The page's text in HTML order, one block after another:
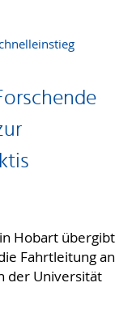
Hobart übergibt
Fahrtleitung an
der Universität